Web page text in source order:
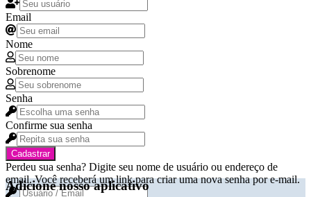
Email
Nome
Sobrenome
Senha
Confirme sua senha
Cadastrar
Perdeu sua senha? Digite seu nome de usuário ou endereço de
email. Você receberá um link para criar uma nova senha por e-mail.
Adicione nosso aplicativo